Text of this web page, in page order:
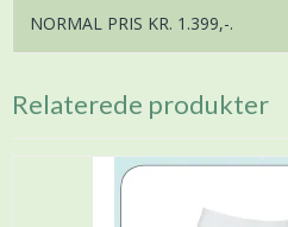
NORMAL PRIS KR. 1.399,-.
Relaterede produkter